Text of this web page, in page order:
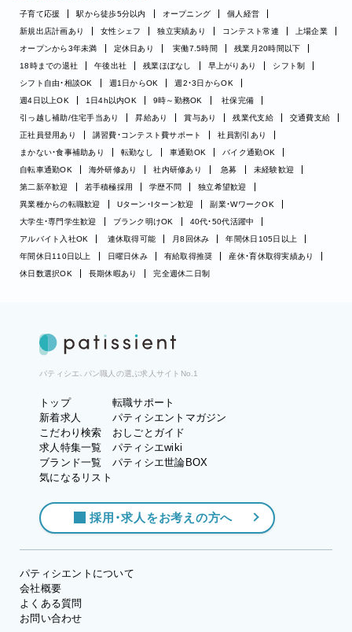
子育て応援 駅から徒歩5分以内 オープニング
個人経営
新規出店計画あり
女性シェフ 独立実績あり コンテスト常連
上場企業
オープンから3年未満
定休日あり 実働7.5時間
残業月20時間以下
18時までの退社
午後出社 残業ほぼなし 早上がりあり
シフト制
シフト自由・相談OK
週1日からOK
週2・3日からOK
週4日以上OK
1日4h以内OK 9時～勤務OK
社保完備
引っ越し補助/住宅手当あり
昇給あり 賞与あり 残業代支給
交通費支給
正社員登用あり
講習費・コンテスト費サポート
社員割引あり
まかない・食事補助あり
転勤なし 車通勤OK
バイク通勤OK
自転車通勤OK
海外研修あり 社内研修あり 急募
未経験歓迎
第二新卒歓迎
若手積極採用 学歴不問
独立希望歓迎
異業種からの転職歓迎
Uターン・Iターン歓迎
副業・WワークOK
大学生・専門学生歓迎
ブランク明けOK
40代・50代活躍中
アルバイト入社OK
連休取得可能 月8回休み
年間休日105日以上
年間休日110日以上
日曜日休み 有給取得推奨
産休・育休取得実績あり
休日数選択OK
長期休暇あり 完全週休二日制
パティシエ、パン職人の選ぶ求人サイトNo.1
トップ
新着求人
こだわり検索
求人特集一覧
ブランド一覧
気になるリスト
転職サポート
パティシエントマガジン
おしごとガイド
パティシエwiki
パティシエ世論BOX
採用・求人をお考えの方へ
パティシエントについて
会社概要
よくある質問
お問い合わせ